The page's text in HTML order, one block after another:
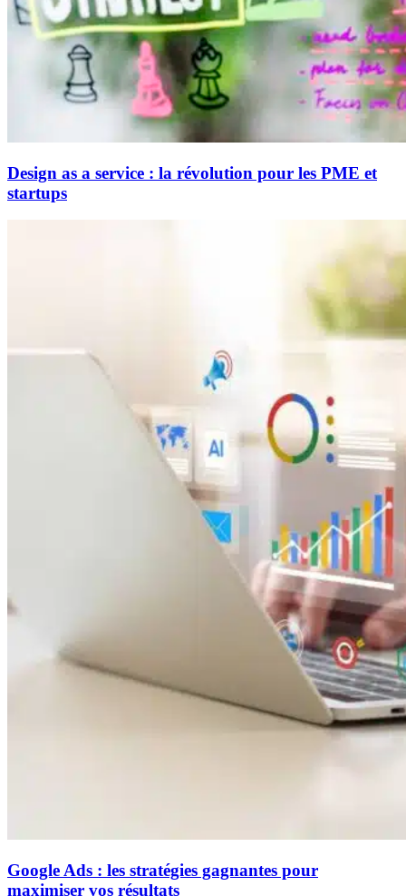
Design as a service : la révolution pour les PME et
startups
Google Ads : les stratégies gagnantes pour
maximiser vos résultats